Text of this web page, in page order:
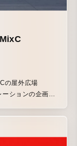
の屋外広場
ションの企画・
及ぶ。元々広場
ことで、環境に
夜景をテーマとし